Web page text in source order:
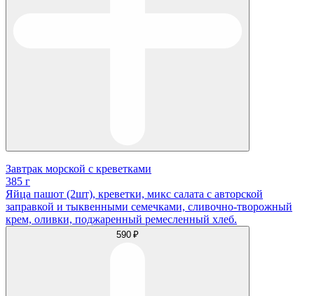
Завтрак морской с креветками
385 г
Яйца пашот (2шт), креветки, микс салата с авторской
заправкой и тыквенными семечками, сливочно-творожный
крем, оливки, поджаренный ремесленный хлеб.
590 ₽